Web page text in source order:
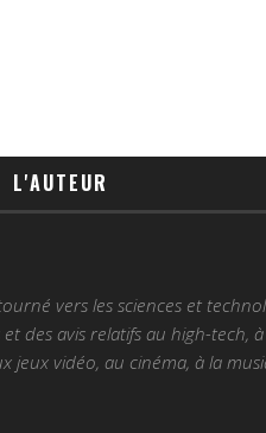
L'AUTEUR
vers les sciences et
des avis relatifs au high-tech,
jeux vidéo, au cinéma, à la